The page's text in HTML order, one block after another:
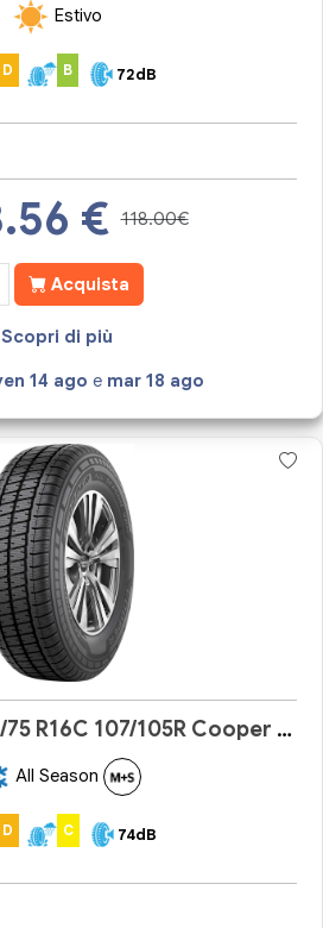
Estivo
D B 72dB
€ 118.00€
Acquista
Scopri di più
14 ago e mar 18 ago
Cooper Tyres 195/75 R16C 107/105R Cooper All Season Van
All Season
D C 74dB